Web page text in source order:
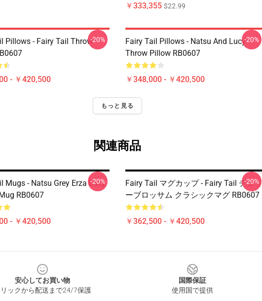
￥333,355 $22.99
Pillows - Fairy Tail Throw
- ￥420,500
-20%
Fairy Tail Pillows - Natsu And Lucy
Throw Pillow RB0607
￥348,000 - ￥420,500
-20%
もっと見る
関連商品
Mugs - Natsu Grey Erza Lucy
RB0607
- ￥420,500
-20%
Fairy Tail マグカップ - Fairy Tail チェリ
ーブロッサム クラシックマグ RB0607
￥362,500 - ￥420,500
-20%
安心してお買い物
ックから配送まで24/7保護
国際保証
使用国で提供